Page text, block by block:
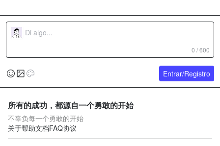
0 / 600
Entrar/Registro
所有的成功，都源自一个勇敢的开始
不辜负每一个勇敢的开始
关于帮助文档FAQ协议